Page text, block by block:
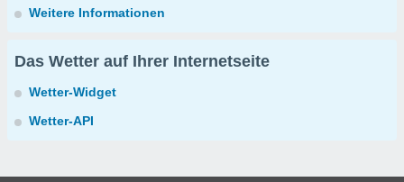
Weitere Informationen
Das Wetter auf Ihrer Internetseite
Wetter-Widget
Wetter-API